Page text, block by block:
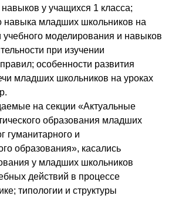
у учащихся 1 класса;
навыка младших школьников на
учебного моделирования и навыков
при изучении
особенности развития
младших школьников на уроках
на секции «Актуальные
образования младших
гуманитарного и
образования», касались
у младших школьников
действий в процессе
типологии и структуры